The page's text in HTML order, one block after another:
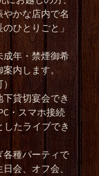
かな店内で名
ひとりごと」
年・禁煙御希
案内します。
貸切宴会でき
・スマホ接続
したライブでき
種パーティで
会、オフ会、